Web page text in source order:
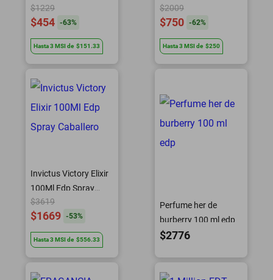
Spray - Caballero
$1229
$454 -63%
Hasta3 MSIde $151.33
100 Ml Edp
$2009
$750 -62%
Hasta3 MSIde $250
Invictus Victory Elixir
100Ml Edp Spray
Caballero
$3619
$1669 -53%
Hasta3 MSIde $556.33
Perfume her de
burberry 100 ml edp
$2776